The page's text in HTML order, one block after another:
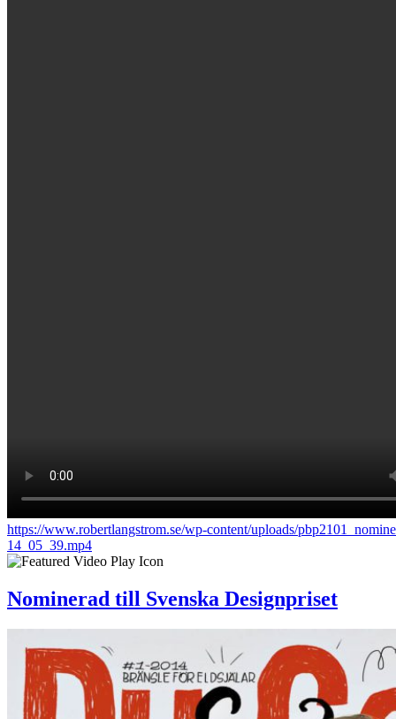
https://www.robertlangstrom.se/wp-content/uploads/
14_05_39.mp4
Nominerad till Svenska Designpriset